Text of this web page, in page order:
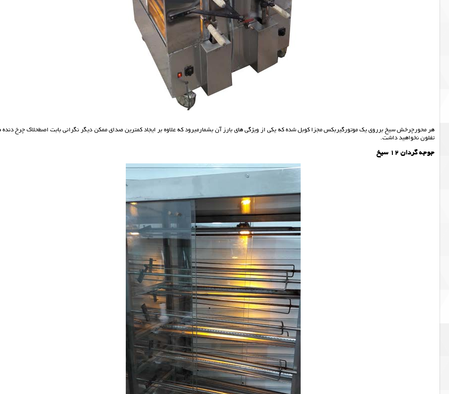
هر محورچرخش سیخ برروی یک موتورگیربکس مجزا کوبل شده که یکی از ویژگی های بارز آن بشمارمیرود که علاوه بر ایجاد کمترین صدای ممکن دیگر نگرانی بابت اصطحلاک چرخ دنده
تفلون نخواهید داشت.
جوجه گردان 12 سیخ